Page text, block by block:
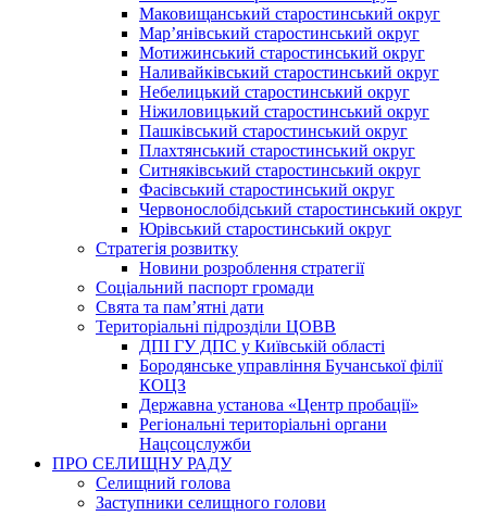
Маковищанський старостинський округ
Мар’янівський старостинський округ
Мотижинський старостинський округ
Наливайківський старостинський округ
Небелицький старостинський округ
Ніжиловицький старостинський округ
Пашківський старостинський округ
Плахтянський старостинський округ
Ситняківський старостинський округ
Фасівський старостинський округ
Червонослобідський старостинський округ
Юрівський старостинський округ
Стратегія розвитку
Новини розроблення стратегії
Соціальний паспорт громади
Свята та пам’ятні дати
Територіальні підрозділи ЦОВВ
ДПІ ГУ ДПС у Київській області
Бородянське управління Бучанської філії
КОЦЗ
Державна установа «Центр пробації»
Регіональні територіальні органи
Нацсоцслужби
ПРО СЕЛИЩНУ РАДУ
Селищний голова
Заступники селищного голови